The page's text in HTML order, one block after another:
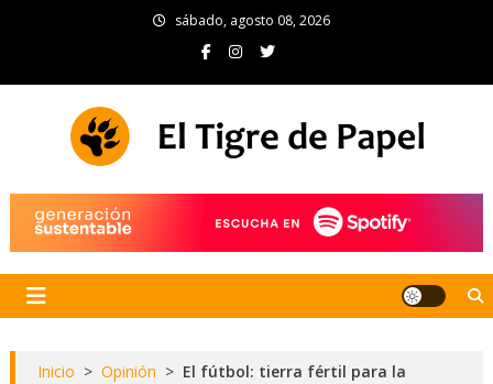
sábado, agosto 08, 2026
Inicio > Opinión > El fútbol: tierra fértil para la